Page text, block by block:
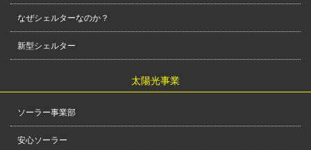
なぜシェルターなのか？
新型シェルター
太陽光事業
ソーラー事業部
安心ソーラー